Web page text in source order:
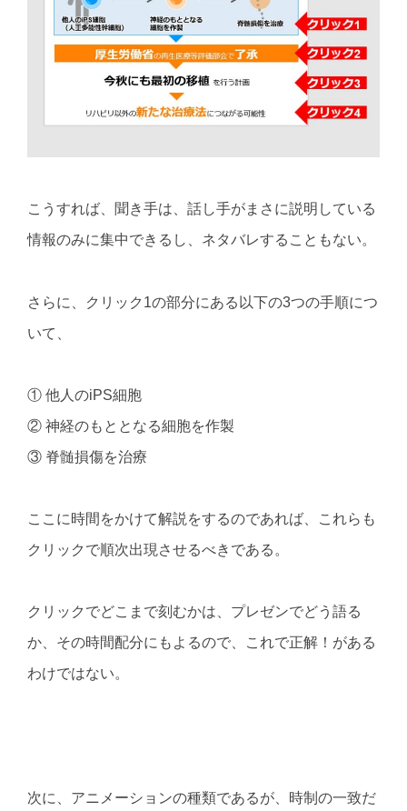
こうすれば、聞き手は、話し手がまさに説明している
情報のみに集中できるし、ネタバレすることもない。
さらに、クリック1の部分にある以下の3つの手順につ
いて、
① 他人のiPS細胞
② 神経のもととなる細胞を作製
③ 脊髄損傷を治療
ここに時間をかけて解説をするのであれば、これらも
クリックで順次出現させるべきである。
クリックでどこまで刻むかは、プレゼンでどう語る
か、その時間配分にもよるので、これで正解！がある
わけではない。
次に、アニメーションの種類であるが、時制の一致だ